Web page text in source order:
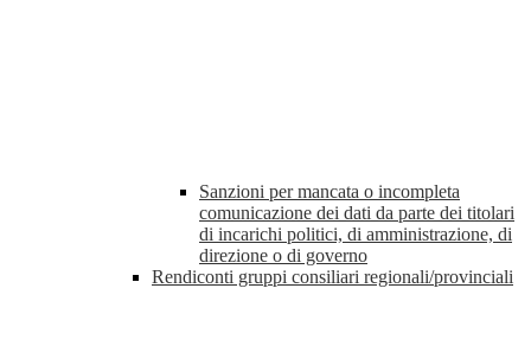
Sanzioni per mancata o incompleta
comunicazione dei dati da parte dei titolari
di incarichi politici, di amministrazione, di
direzione o di governo
Rendiconti gruppi consiliari regionali/provinciali